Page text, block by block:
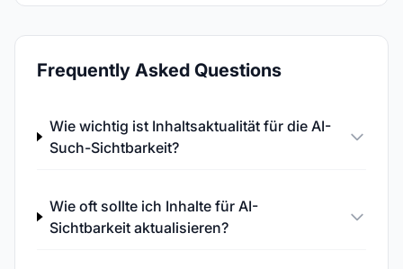
Frequently Asked Questions
Wie wichtig ist Inhaltsaktualität für die AI-
Such-Sichtbarkeit?
Wie oft sollte ich Inhalte für AI-
Sichtbarkeit aktualisieren?